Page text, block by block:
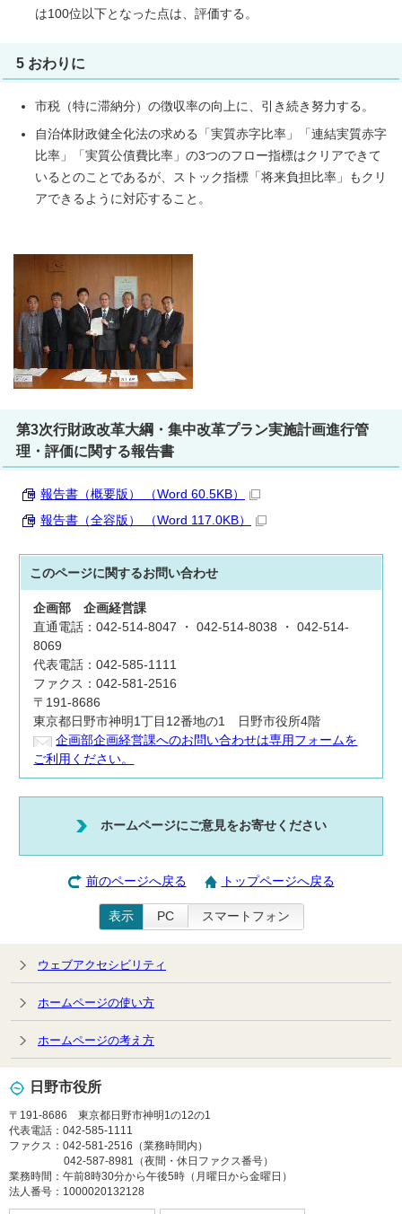
は100位以下となった点は、評価する。
5 おわりに
市税（特に滞納分）の徴収率の向上に、引き続き努力する。
自治体財政健全化法の求める「実質赤字比率」「連結実質赤字
比率」「実質公債費比率」の3つのフロー指標はクリアできて
いるとのことであるが、ストック指標「将来負担比率」もクリ
アできるように対応すること。
第3次行財政改革大綱・集中改革プラン実施計画進行管
理・評価に関する報告書
報告書（概要版） （Word 60.5KB）
報告書（全容版） （Word 117.0KB）
このページに関するお問い合わせ
企画部企画経営課
直通電話：042-514-8047 ・ 042-514-8038 ・ 042-514-
8069
代表電話：042-585-1111
ファクス：042-581-2516
〒191-8686
東京都日野市神明1丁目12番地の1 日野市役所4階
企画部企画経営課へのお問い合わせは専用フォームを
ご利用ください。
ホームページにご意見をお寄せください
前のページへ戻る トップページへ戻る
表示 PC スマートフォン
ウェブアクセシビリティ
ホームページの使い方
ホームページの考え方
日野市役所
〒191-8686 東京都日野市神明1の12の1
代表電話：042-585-1111
ファクス：042-581-2516（業務時間内）
042-587-8981（夜間・休日ファクス番号）
業務時間：午前8時30分から午後5時（月曜日から金曜日）
法人番号：1000020132128